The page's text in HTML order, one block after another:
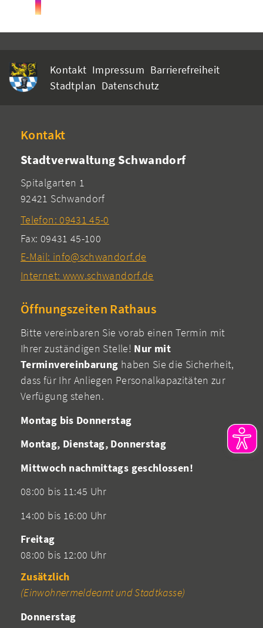
Kontakt Impressum Barrierefreiheit
Stadtplan Datenschutz
Kontakt
Stadtverwaltung Schwandorf
Spitalgarten 1
92421 Schwandorf
Telefon: 09431 45-0
Fax: 09431 45-100
E-Mail: info@schwandorf.de
Internet: www.schwandorf.de
Öffnungszeiten Rathaus
Bitte vereinbaren Sie vorab einen Termin mit
Ihrer zuständigen Stelle! Nur mit
Terminvereinbarung haben Sie die Sicherheit,
dass für Ihr Anliegen Personalkapazitäten zur
Verfügung stehen.
Montag bis Donnerstag
Montag, Dienstag, Donnerstag
Mittwoch nachmittags geschlossen!
08:00 bis 11:45 Uhr
14:00 bis 16:00 Uhr
Freitag
08:00 bis 12:00 Uhr
Zusätzlich
(Einwohnermeldeamt und Stadtkasse)
Donnerstag